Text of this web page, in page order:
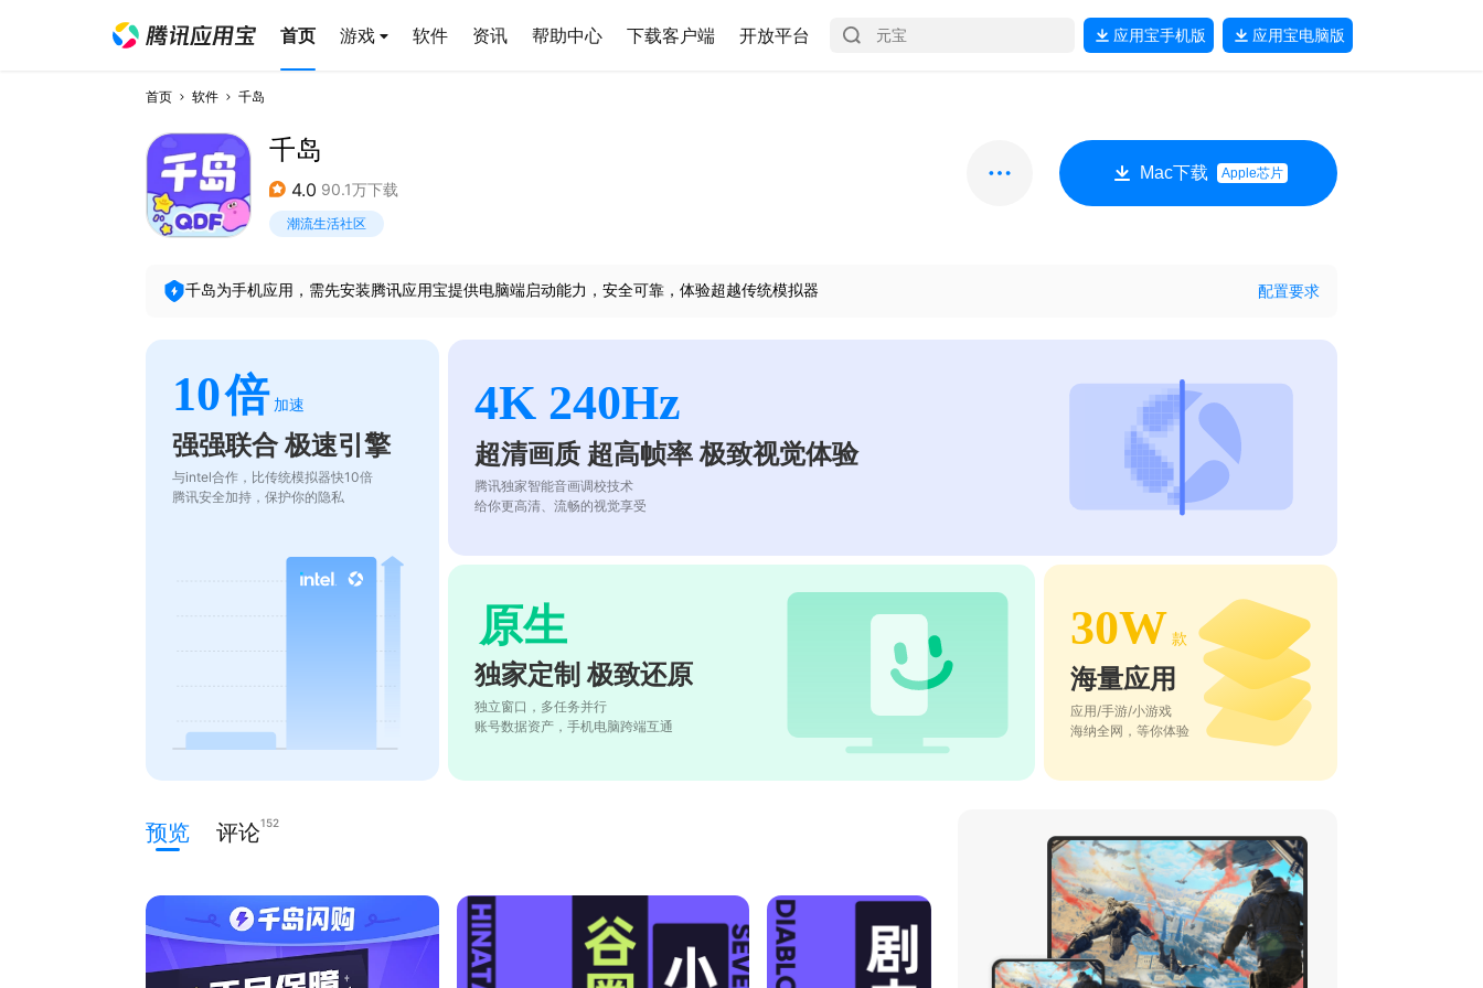
首页 游戏 软件 资讯 帮助中心 下载客户端 开放平台 应用宝手机版 应用宝电脑版
首页 软件 千岛
千岛
4.0 90.1万下载
潮流生活社区
Mac下载 Apple芯片
千岛为手机应用，需先安装腾讯应用宝提供电脑端启动能力，安全可靠，体验超越传统模拟器 配置要求
10倍 加速
强强联合 极速引擎
与intel合作，比传统模拟器快10倍
腾讯安全加持，保护你的隐私
4K 240Hz
超清画质 超高帧率 极致视觉体验
腾讯独家智能音画调校技术
给你更高清、流畅的视觉享受
原生
独家定制 极致还原
独立窗口，多任务并行
账号数据资产，手机电脑跨端互通
30W 款
海量应用
应用/手游/小游戏
海纳全网，等你体验
预览 评论152